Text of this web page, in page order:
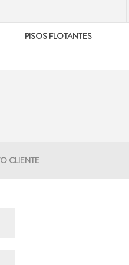
PISOS FLOTANTES
CLIENTE